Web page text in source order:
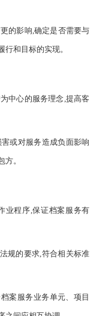
的影响,确定是否需要与
和目标的实现。
中心的服务理念,提高客
或对服务造成负面影响
。
业程序,保证档案服务有
规的要求,符合相关标准
案服务业务单元、项目